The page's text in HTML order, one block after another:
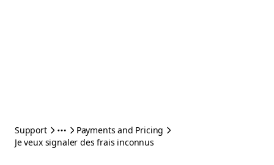
Support
Payments and Pricing
Je veux signaler des frais inconnus